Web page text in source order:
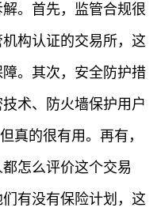
。首先，监管合规很
构认证的交易所，这
。其次，安全防护措
术、防火墙保护用户
真的很有用。再有，
怎么评价这个交易
有没有保险计划，这